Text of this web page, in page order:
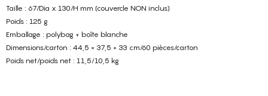
Taille : 67/Dia x 130/H mm (couvercle NON inclus)
Poids : 125 g
Emballage : polybag + boîte blanche
Dimensions/carton : 44,5 × 37,5 × 33 cm/60 pièces/carton
Poids net/poids net : 11,5/10,5 kg